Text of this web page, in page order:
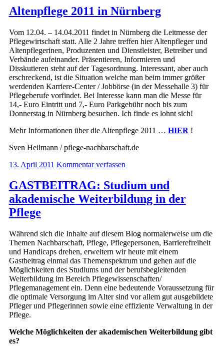
Altenpflege 2011 in Nürnberg
Vom 12.04. – 14.04.2011 findet in Nürnberg die Leitmesse der
Pflegewirtschaft statt. Alle 2 Jahre treffen hier Altenpfleger und
Altenpflegerinen, Produzenten und Dienstleister, Betreiber und
Verbände aufeinander. Präsentieren, Informieren und
Disskutieren steht auf der Tagesordnung. Interessant, aber auch
erschreckend, ist die Situation welche man beim immer größer
werdenden Karriere-Center / Jobbörse (in der Messehalle 3) für
Pflegeberufe vorfindet. Bei Interesse kann man die Messe für
14,- Euro Eintritt und 7,- Euro Parkgebühr noch bis zum
Donnerstag in Nürnberg besuchen. Ich finde es lohnt sich!
Mehr Informationen über die Altenpflege 2011 … HIER !
Sven Heilmann / pflege-nachbarschaft.de
13. April 2011 Kommentar verfassen
GASTBEITRAG: Studium und
akademische Weiterbildung in der
Pflege
Während sich die Inhalte auf diesem Blog normalerweise um die
Themen Nachbarschaft, Pflege, Pflegepersonen, Barrierefreiheit
und Handicaps drehen, erweitern wir heute mit einem
Gastbeitrag einmal das Themenspektrum und gehen auf die
Möglichkeiten des Studiums und der berufsbegleitenden
Weiterbildung im Bereich Pflegewissenschaften/
Pflegemanagement ein. Denn eine bedeutende Voraussetzung für
die optimale Versorgung im Alter sind vor allem gut ausgebildete
Pfleger und Pflegerinnen sowie eine effiziente Verwaltung in der
Pflege.
Welche Möglichkeiten der akademischen Weiterbildung gibt
es?